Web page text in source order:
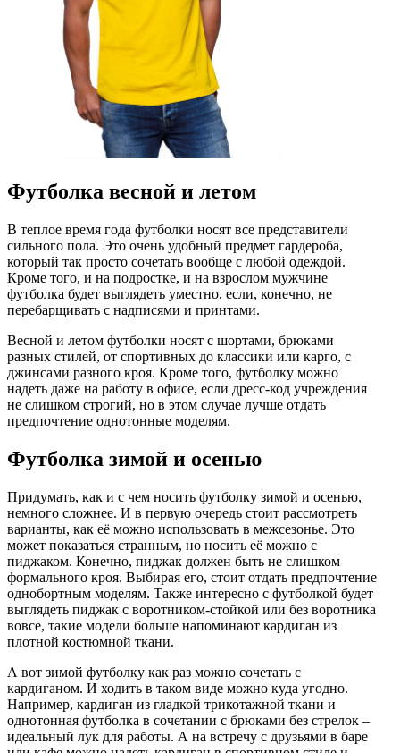
Футболка весной и летом
В теплое время года футболки носят все представители
сильного пола. Это очень удобный предмет гардероба,
который так просто сочетать вообще с любой одеждой.
Кроме того, и на подростке, и на взрослом мужчине
футболка будет выглядеть уместно, если, конечно, не
перебарщивать с надписями и принтами.
Весной и летом футболки носят с шортами, брюками
разных стилей, от спортивных до классики или карго, с
джинсами разного кроя. Кроме того, футболку можно
надеть даже на работу в офисе, если дресс-код учреждения
не слишком строгий, но в этом случае лучше отдать
предпочтение однотонные моделям.
Футболка зимой и осенью
Придумать, как и с чем носить футболку зимой и осенью,
немного сложнее. И в первую очередь стоит рассмотреть
варианты, как её можно использовать в межсезонье. Это
может показаться странным, но носить её можно с
пиджаком. Конечно, пиджак должен быть не слишком
формального кроя. Выбирая его, стоит отдать предпочтение
однобортным моделям. Также интересно с футболкой будет
выглядеть пиджак с воротником-стойкой или без воротника
вовсе, такие модели больше напоминают кардиган из
плотной костюмной ткани.
А вот зимой футболку как раз можно сочетать с
кардиганом. И ходить в таком виде можно куда угодно.
Например, кардиган из гладкой трикотажной ткани и
однотонная футболка в сочетании с брюками без стрелок –
идеальный лук для работы. А на встречу с друзьями в баре